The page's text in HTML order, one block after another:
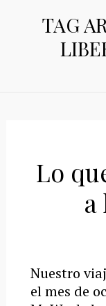
TAG
Lo
a
Nuestro
el mes de